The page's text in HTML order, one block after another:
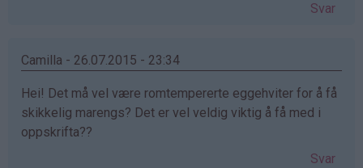
Svar
Camilla - 26.07.2015 - 23:34
Hei! Det må vel være romtempererte eggehviter for å få
skikkelig marengs? Det er vel veldig viktig å få med i
oppskrifta??
Svar